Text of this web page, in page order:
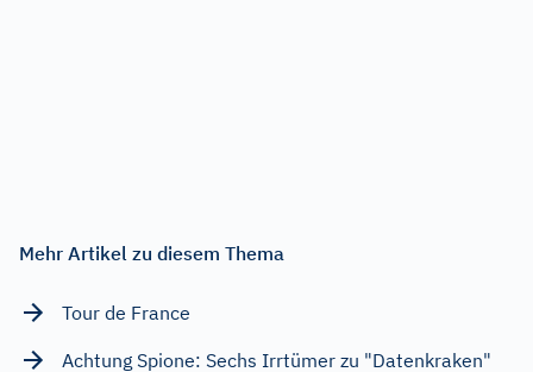
Mehr Artikel zu diesem Thema
Tour de France
Achtung Spione: Sechs Irrtümer zu "Datenkraken"